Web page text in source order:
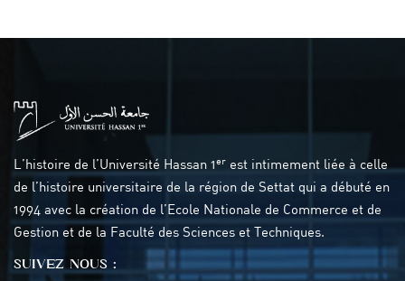
L’histoire de l’Université Hassan 1er est intimement liée à celle
de l’histoire universitaire de la région de Settat qui a débuté en
1994 avec la création de l’Ecole Nationale de Commerce et de
Gestion et de la Faculté des Sciences et Techniques.
SUIVEZ NOUS :